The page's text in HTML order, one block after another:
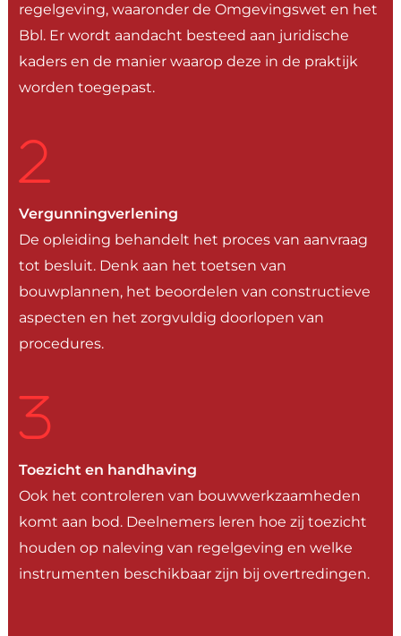
regelgeving, waaronder de Omgevingswet en het
Bbl. Er wordt aandacht besteed aan juridische
kaders en de manier waarop deze in de praktijk
worden toegepast.
Vergunningverlening
De opleiding behandelt het proces van aanvraag
tot besluit. Denk aan het toetsen van
bouwplannen, het beoordelen van constructieve
aspecten en het zorgvuldig doorlopen van
procedures.
Toezicht en handhaving
Ook het controleren van bouwwerkzaamheden
komt aan bod. Deelnemers leren hoe zij toezicht
houden op naleving van regelgeving en welke
instrumenten beschikbaar zijn bij overtredingen.